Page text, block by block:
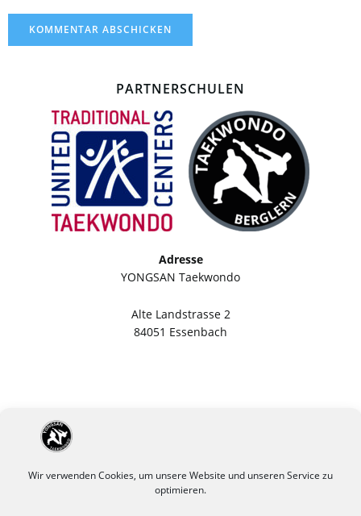
Wir verwenden Cookies, um unsere Website und unseren Service zu
optimieren.
PARTNERSCHULEN
Adresse
YONGSAN Taekwondo
Alte Landstrasse 2
84051 Essenbach